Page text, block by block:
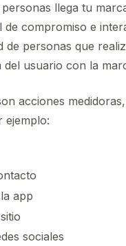
llega tu
de compromiso e
de personas que
del usuario con la
acciones
ejemplo:
app
sociales